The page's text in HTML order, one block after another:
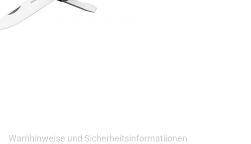
Warnhinweise und Sicherheitsinformatiionen